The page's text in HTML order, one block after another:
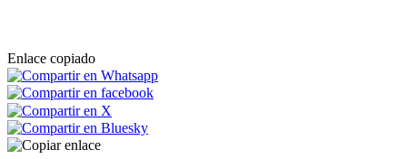
Enlace copiado